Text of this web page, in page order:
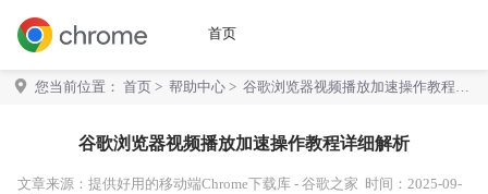
首页
您当前位置： 首页 > 帮助中心 > 谷歌浏览器视频播放加速操作教程详
谷歌浏览器视频播放加速操作教程详细解析
文章来源： 提供好用的移动端Chrome下载库 - 谷歌之家 时间：2025-09-